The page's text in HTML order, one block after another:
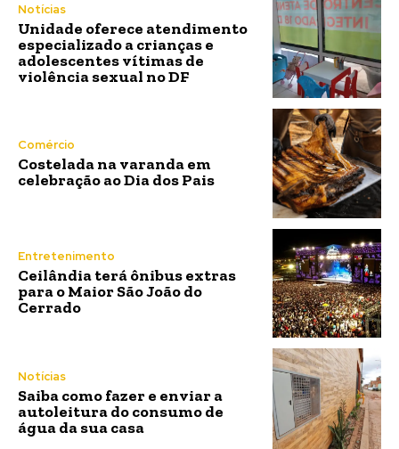
Notícias
Unidade oferece atendimento
especializado a crianças e
adolescentes vítimas de
violência sexual no DF
Comércio
Costelada na varanda em
celebração ao Dia dos Pais
Entretenimento
Ceilândia terá ônibus extras
para o Maior São João do
Cerrado
Notícias
Saiba como fazer e enviar a
autoleitura do consumo de
água da sua casa